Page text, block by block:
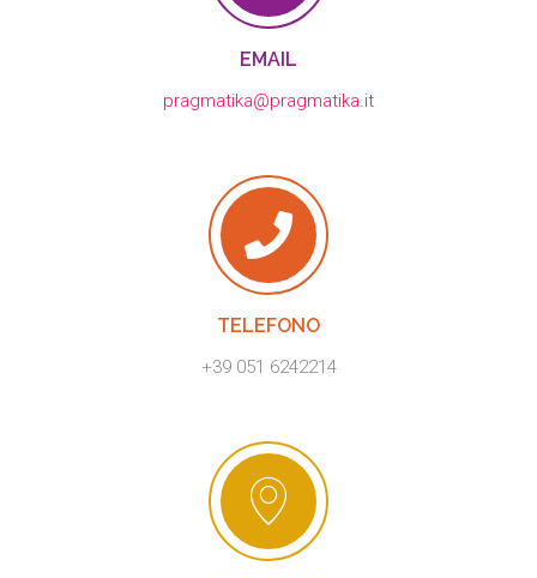
EMAIL
pragmatika@pragmatika.it
TELEFONO
+39 051 6242214